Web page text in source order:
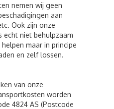
nemen wij geen
aan
Ook zijn onze
echt niet behulpzaam
maar in principe
en zelf lossen.
van onze
worden
4824 AS (Postcode